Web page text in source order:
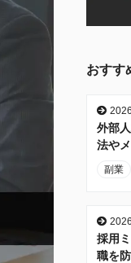
おすす
外部
法や
副業
採用
職を